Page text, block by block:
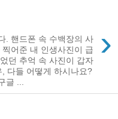
›
. 핸드폰 속 수백장의 사
어준 내 인생사진이 급
던 추억 속 사진이 갑자
다들 어떻게 하시나요?
글 ...